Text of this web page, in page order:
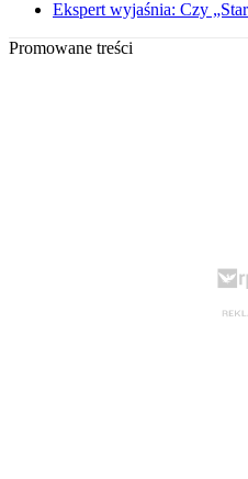
Ekspert wyjaśnia: Czy
Promowane treści